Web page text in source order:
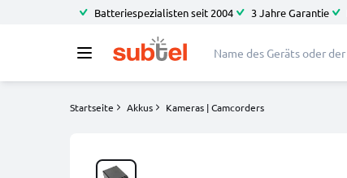
Batteriespezialisten seit 2004 3 Jahre Garantie
Startseite Akkus Kameras | Camcorders